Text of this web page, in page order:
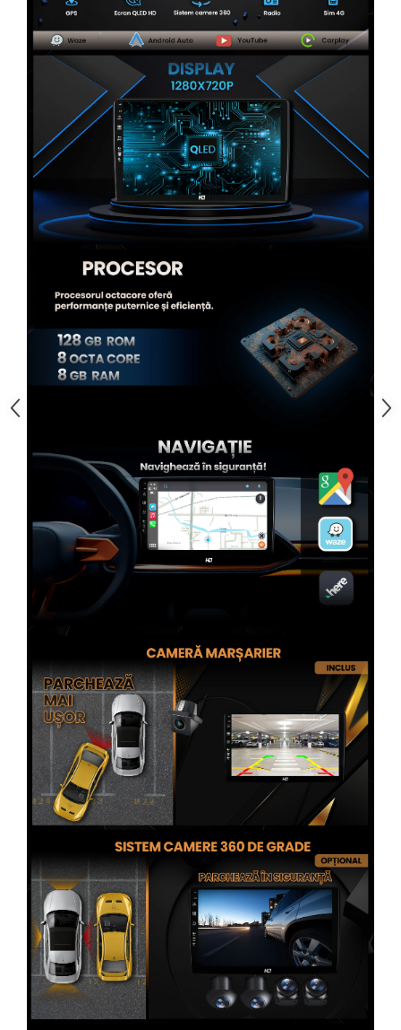
Rame adaptoare Nissan
Rame adaptoare Fiat
Rame adaptoare Hyundai
Rame adaptoare Chevrolet
Rame adaptoare Mitsubishi
Rame adaptoare Jeep
Rame adaptoare Chrysler
Rame adaptoare Dodge
Rame adaptoare Isuzu
Rame adaptoare Subaru
Rame adaptoare Iveco
Rame adaptoare Smart
Rame adaptoare Land Rover
Rame adaptoare Ssangyong
Conectica Auto
Conectică Audi
Conectică Ford
Conectică Volkswagen
Conectică Skoda
Conectică Honda
Conectică BMW
Conectică BMW